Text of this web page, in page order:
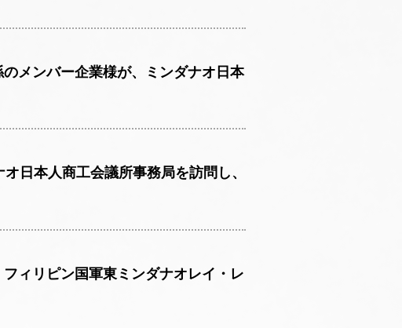
メンバー企業様が、ミンダナオ日本
日本人商工会議所事務局を訪問し、
ィリピン国軍東ミンダナオレイ・レ